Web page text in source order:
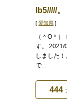
lb5/////。
[ 愛知県 ]
（＾O＾
す。 2021/
しました
で...
444